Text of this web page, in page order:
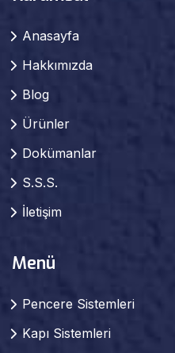
Anasayfa
Hakkımızda
Blog
Ürünler
Dokümanlar
S.S.S.
İletişim
Menü
Pencere Sistemleri
Kapı Sistemleri